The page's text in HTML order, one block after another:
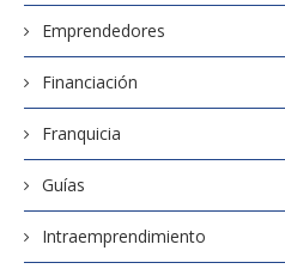
Emprendedores
Financiación
Franquicia
Guías
Intraemprendimiento